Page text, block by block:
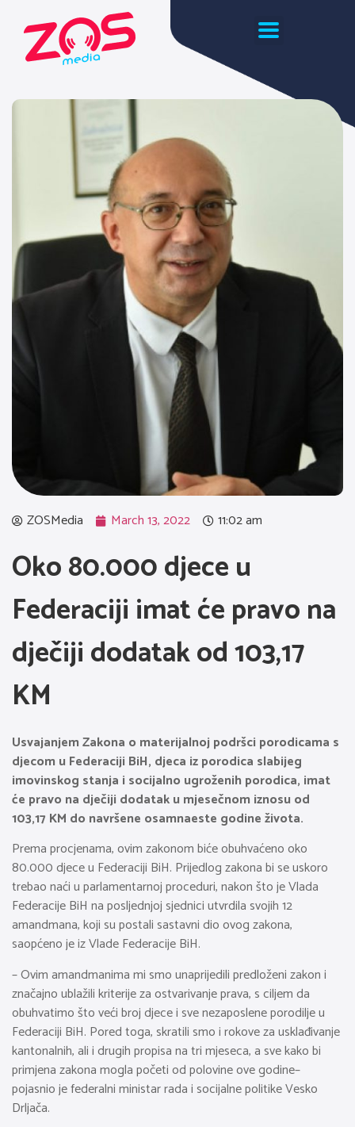
ZOSMedia March 13, 2022 11:02 am
Oko 80.000 djece u
Federaciji imat će pravo na
dječiji dodatak od 103,17
KM
Usvajanjem Zakona o materijalnoj podršci porodicama s
djecom u Federaciji BiH, djeca iz porodica slabijeg
imovinskog stanja i socijalno ugroženih porodica, imat
će pravo na dječiji dodatak u mjesečnom iznosu od
103,17 KM do navršene osamnaeste godine života.
Prema procjenama, ovim zakonom biće obuhvaćeno oko
80.000 djece u Federaciji BiH. Prijedlog zakona bi se uskoro
trebao naći u parlamentarnoj proceduri, nakon što je Vlada
Federacije BiH na posljednjoj sjednici utvrdila svojih 12
amandmana, koji su postali sastavni dio ovog zakona,
saopćeno je iz Vlade Federacije BiH.
– Ovim amandmanima mi smo unaprijedili predloženi zakon i
značajno ublažili kriterije za ostvarivanje prava, s ciljem da
obuhvatimo što veći broj djece i sve nezaposlene porodilje u
Federaciji BiH. Pored toga, skratili smo i rokove za usklađivanje
kantonalnih, ali i drugih propisa na tri mjeseca, a sve kako bi
primjena zakona mogla početi od polovine ove godine–
pojasnio je federalni ministar rada i socijalne politike Vesko
Drljača.